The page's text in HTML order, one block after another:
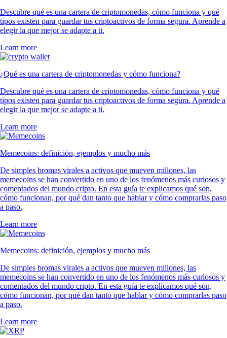
Descubre qué es una cartera de criptomonedas, cómo funciona y qué
tipos existen para guardar tus criptoactivos de forma segura. Aprende a
elegir la que mejor se adapte a ti.
Learn more
¿Qué es una cartera de criptomonedas y cómo funciona?
Descubre qué es una cartera de criptomonedas, cómo funciona y qué
tipos existen para guardar tus criptoactivos de forma segura. Aprende a
elegir la que mejor se adapte a ti.
Learn more
Memecoins: definición, ejemplos y mucho más
De simples bromas virales a activos que mueven millones, las
memecoins se han convertido en uno de los fenómenos más curiosos y
comentados del mundo cripto. En esta guía te explicamos qué son,
cómo funcionan, por qué dan tanto que hablar y cómo comprarlas paso
a paso.
Learn more
Memecoins: definición, ejemplos y mucho más
De simples bromas virales a activos que mueven millones, las
memecoins se han convertido en uno de los fenómenos más curiosos y
comentados del mundo cripto. En esta guía te explicamos qué son,
cómo funcionan, por qué dan tanto que hablar y cómo comprarlas paso
a paso.
Learn more